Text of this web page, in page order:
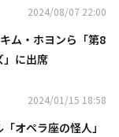
2024/08/07 22:00
ム・ホヨンら「第8
」に出席
2024/01/15 18:58
オペラ座の怪人」